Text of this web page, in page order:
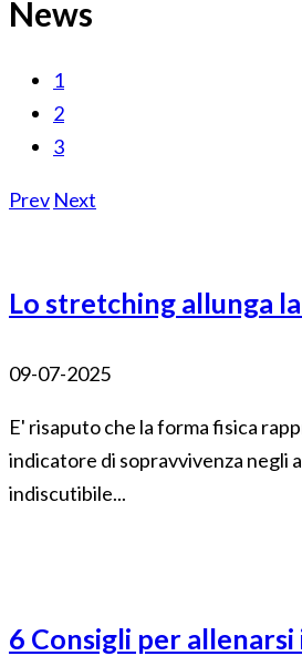
News
1
2
3
Prev Next
Lo stretching allunga
09-07-2025
E' risaputo che la forma fisica
indicatore di sopravvivenza negli
indiscutibile...
6 Consigli per allenarsi